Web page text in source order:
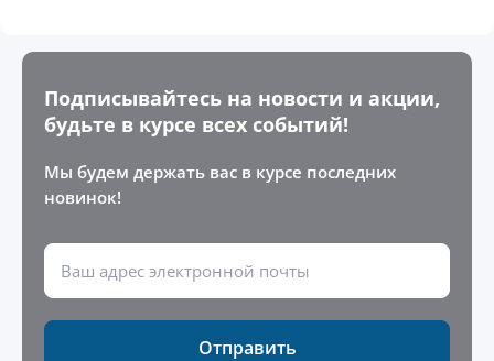
Подписывайтесь на новости и акции,
будьте в курсе всех событий!
Мы будем держать вас в курсе последних
новинок!
Отправить